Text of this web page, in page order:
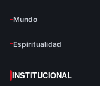
Mundo
Espiritualidad
INSTITUCIONAL